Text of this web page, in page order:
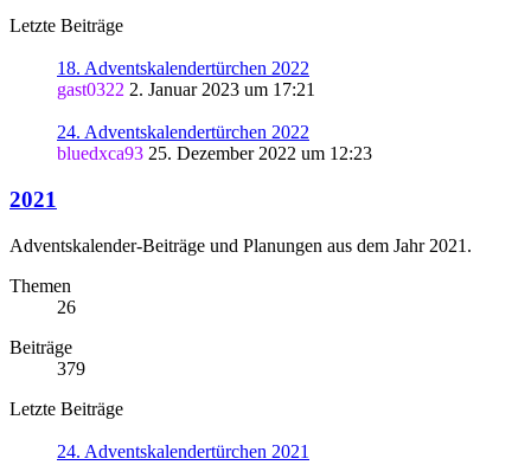
Letzte Beiträge
18. Adventskalendertürchen 2022
gast0322 2. Januar 2023 um 17:21
24. Adventskalendertürchen 2022
bluedxca93 25. Dezember 2022 um 12:23
2021
Adventskalender-Beiträge und Planungen aus dem Jahr 2021.
Themen
26
Beiträge
379
Letzte Beiträge
24. Adventskalendertürchen 2021